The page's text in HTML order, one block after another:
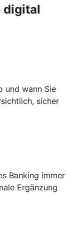
digital
und wann Sie
sicher
Banking immer
Ergänzung